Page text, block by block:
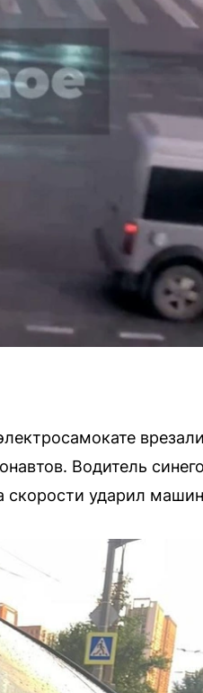
Водитель
скорости ударил